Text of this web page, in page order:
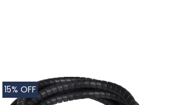
15% OFF